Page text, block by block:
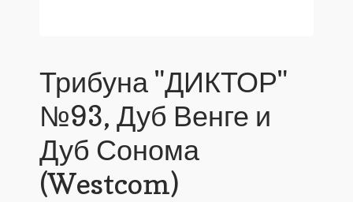
Трибуна "ДИКТОР"
№93, Дуб Венге и
Дуб Сонома
(Westcom)